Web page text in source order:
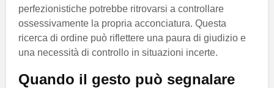
perfezionistiche potrebbe ritrovarsi a controllare
ossessivamente la propria acconciatura. Questa
ricerca di ordine può riflettere una paura di giudizio e
una necessità di controllo in situazioni incerte.
Quando il gesto può segnalare